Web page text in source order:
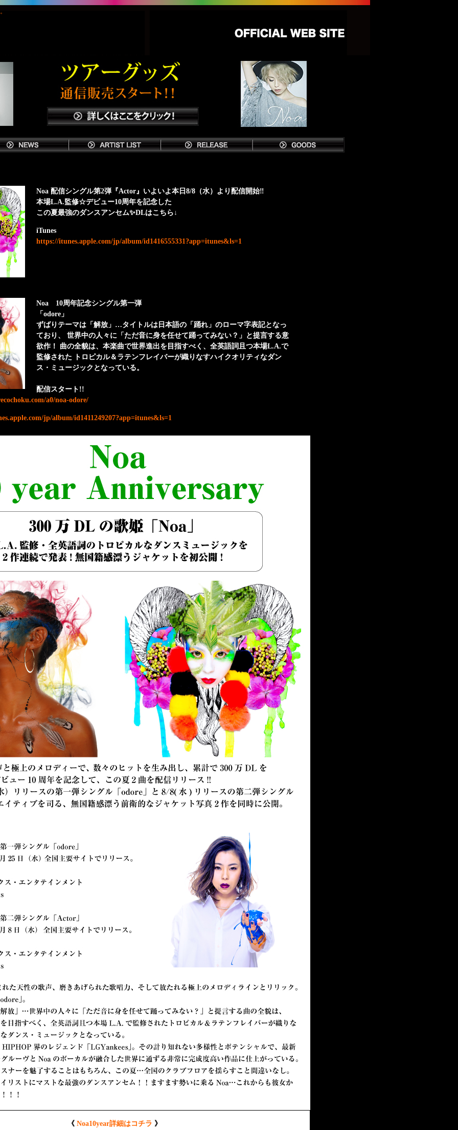
Noa 配信シングル第2弾『Actor』いよいよ本日8/8（水）より配信開始‼️
本場L.A.監修☆デビュー10周年を記念した
この夏最強のダンスアンセム✨DLはこちら↓
iTunes
https://itunes.apple.com/jp/album/id1416555331?app=itunes&ls=1
Noa 10周年記念シングル第一弾
「odore」
ずばりテーマは「解放」…タイトルは日本語の「踊れ」のローマ字表記となっ
ており、 世界中の人々に「ただ音に身を任せて踊ってみない？」と提言する意
欲作！ 曲の全貌は、本楽曲で世界進出を目指すべく、全英語詞且つ本場L.A.で
監修された トロピカル＆ラテンフレイバーが織りなすハイクオリティなダン
ス・ミュージックとなっている。
配信スタート!!
a0/noa-odore/
jp/album/id1411249207?app=itunes&ls=1
《 Noa10year詳細はコチラ 》